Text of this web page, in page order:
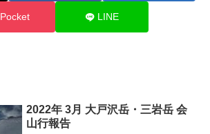
Pocket LINE
2022年 3月 大戸沢岳・三岩岳 会
山行報告